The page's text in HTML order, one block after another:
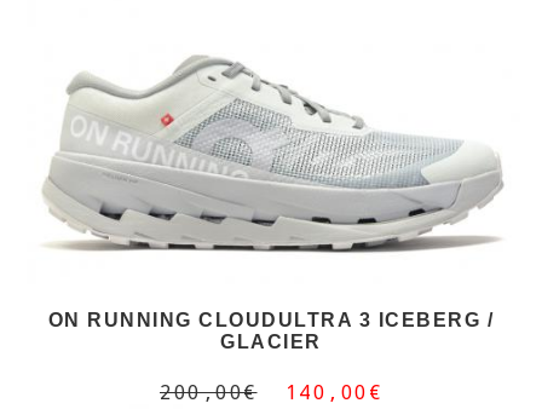
ON RUNNING CLOUDULTRA 3 ICEBERG /
GLACIER
200,00€ 140,00€